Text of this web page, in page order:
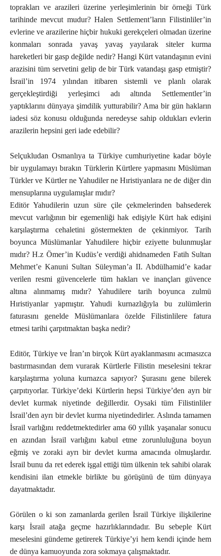
toprakları ve arazileri üzerine yerleşimlerinin bir örneği Türk
tarihinde mevcut mudur? Halen Settlement’ların Filistinliler’in
evlerine ve arazilerine hiçbir hukuki gerekçeleri olmadan üzerine
konmaları sonrada yavaş yavaş yayılarak siteler kurma
hareketleri bir gasp değilde nedir? Hangi Kürt vatandaşının evini
arazisini tüm servetini gelip de bir Türk vatandaşı gasp etmiştir?
İsrail’in 1974 yılından itibaren sistemli ve planlı olarak
gerçekleştirdiği yerleşimci adı altında Settlementler’in
yaptıklarını dünyaya şimdilik yutturabilir? Ama bir gün hakların
iadesi söz konusu olduğunda neredeyse sahip oldukları evlerin
arazilerin hepsini geri iade edebilir?
Selçukludan Osmanlıya ta Türkiye cumhuriyetine kadar böyle
bir uygulamayı bırakın Türklerin Kürtlere yapmasını Müslüman
Türkler ve Kürtler ne Yahudiler ne Hıristiyanlara ne de diğer din
mensuplarına uygulamışlar mıdır?
Editör Yahudilerin uzun süre çile çekmelerinden bahsederek
mevcut varlığının bir egemenliği hak edişiyle Kürt hak edişini
karşılaştırma cehaletini göstermekten de çekinmiyor. Tarih
boyunca Müslümanlar Yahudilere hiçbir eziyette bulunmuşlar
mıdır? H.z Ömer’in Kudüs’e verdiği ahidnameden Fatih Sultan
Mehmet’e Kanuni Sultan Süleyman’a II. Abdülhamid’e kadar
verilen resmi güvencelerle tüm hakları ve inançları güvence
altına alınmamış mıdır? Yahudilere tarih boyunca zulmü
Hıristiyanlar yapmıştır. Yahudi kurnazlığıyla bu zulümlerin
faturasını genelde Müslümanlara özelde Filistinlilere fatura
etmesi tarihi çarpıtmaktan başka nedir?
Editör, Türkiye ve İran’ın birçok Kürt ayaklanmasını acımasızca
bastırmasından dem vurarak Kürtlerle Filistin meselesini tekrar
karşılaştırma yoluna kurnazca sapıyor? Şurasını gene bilerek
çarpıtıyorlar. Türkiye’deki Kürtlerin hepsi Türkiye’den ayrı bir
devlet kurmak niyetinde değillerdir. Oysaki tüm Filistinliler
İsrail’den ayrı bir devlet kurma niyetindedirler. Aslında tamamen
İsrail varlığını reddetmektedirler ama 60 yıllık yaşanalar sonucu
en azından İsrail varlığını kabul etme zorunluluğuna boyun
eğmiş ve zoraki ayrı bir devlet kurma amacında olmuşlardır.
İsrail bunu da ret ederek işgal ettiği tüm ülkenin tek sahibi olarak
kendisini ilan etmekle birlikte bu görüşünü de tüm dünyaya
dayatmaktadır.
Görülen o ki son zamanlarda gerilen İsrail Türkiye ilişkilerine
karşı İsrail atağa geçme hazırlıklarındadır. Bu sebeple Kürt
meselesini gündeme getirerek Türkiye’yi hem kendi içinde hem
de dünya kamuoyunda zora sokmaya çalışmaktadır.